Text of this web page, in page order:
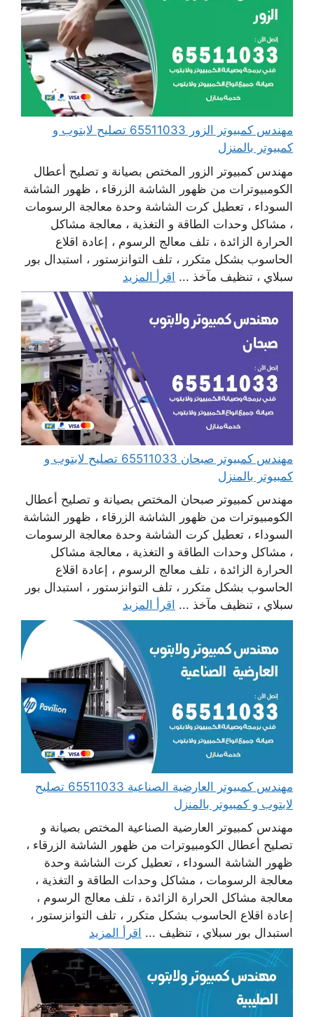
مهندس كمبيوتر الزور 65511033 تصليح لابتوب و
كمبيوتر بالمنزل
مهندس كمبيوتر الزور المختص بصيانة و تصليح أعطال
الكومبيوترات من ظهور الشاشة الزرقاء ، ظهور الشاشة
السوداء ، تعطيل كرت الشاشة وحدة معالجة الرسومات
، مشاكل وحدات الطاقة و التغذية ، معالجة مشاكل
الحرارة الزائدة ، تلف معالج الرسوم ، إعادة اقلاع
الحاسوب بشكل متكرر ، تلف التوانزستور ، استبدال بور
سبلاي ، تنظيف مآخذ ... اقرأ المزيد
مهندس كمبيوتر صبحان 65511033 تصليح لابتوب و
كمبيوتر بالمنزل
مهندس كمبيوتر صبحان المختص بصيانة و تصليح أعطال
الكومبيوترات من ظهور الشاشة الزرقاء ، ظهور الشاشة
السوداء ، تعطيل كرت الشاشة وحدة معالجة الرسومات
، مشاكل وحدات الطاقة و التغذية ، معالجة مشاكل
الحرارة الزائدة ، تلف معالج الرسوم ، إعادة اقلاع
الحاسوب بشكل متكرر ، تلف التوانزستور ، استبدال بور
سبلاي ، تنظيف مآخذ ... اقرأ المزيد
مهندس كمبيوتر العارضية الصناعية 65511033 تصليح
لابتوب و كمبيوتر بالمنزل
مهندس كمبيوتر العارضية الصناعية المختص بصيانة و
تصليح أعطال الكومبيوترات من ظهور الشاشة الزرقاء ،
ظهور الشاشة السوداء ، تعطيل كرت الشاشة وحدة
معالجة الرسومات ، مشاكل وحدات الطاقة و التغذية ،
معالجة مشاكل الحرارة الزائدة ، تلف معالج الرسوم ،
إعادة اقلاع الحاسوب بشكل متكرر ، تلف التوانزستور ،
استبدال بور سبلاي ، تنظيف ... اقرأ المزيد